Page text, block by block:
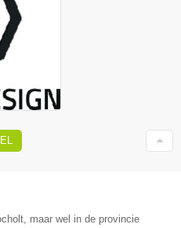
maar wel in de provincie